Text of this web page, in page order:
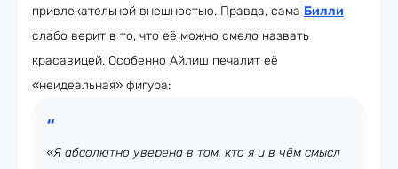
привлекательной внешностью. Правда, сама Билли
слабо верит в то, что её можно смело назвать
красавицей. Особенно Айлиш печалит её
«неидеальная» фигура:
«Я абсолютно уверена в том, кто я и в чём смысл